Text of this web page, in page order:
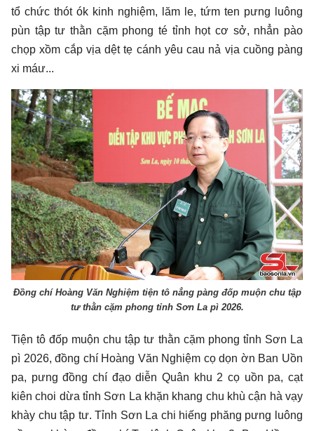
tổ chức thót ók kinh nghiệm, lăm le, tứm ten pưng luông
pùn tập tư thằn cặm phong té tỉnh họt cơ sở, nhẳn pào
chọp xồm cắp vịa dệt tẹ cánh yêu cau nả vịa cuồng pàng
xi máư...
Đồng chí Hoàng Văn Nghiệm tiện tô nẳng pàng đốp muộn chu tập
tư thằn cặm phong tỉnh Sơn La pì 2026.
Tiện tô đốp muộn chu tập tư thằn cặm phong tỉnh Sơn La
pì 2026, đồng chí Hoàng Văn Nghiệm cọ dọn ờn Ban Uồn
pa, pưng đồng chí đạo diễn Quân khu 2 cọ uồn pa, cạt
kiên choi dừa tỉnh Sơn La khặn khang chu khù cận hà vạy
khày chu tập tư. Tỉnh Sơn La chi hiếng phăng pưng luông